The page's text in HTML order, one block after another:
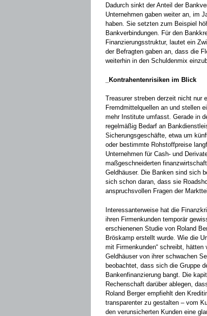
Dadurch sinkt der Anteil der
Unternehmen gaben weiter an, im
haben. Sie setzten zum Beispiel
Bankverbindungen. Für den
Finanzierungsstruktur, lautet ein
der Befragten gaben an, dass die
weiterhin in den ­Schuldenmix
_Kontrahentenrisiken im Blick
Treasurer streben derzeit nicht nur
Fremdmittelquellen an und stellen
mehr Institute umfasst. Gerade in
regelmäßig Bedarf an
Sicherungsgeschäfte, etwa um
oder bestimmte Rohstoffpreise
Unternehmen für Cash- und
maßgeschneiderten
Geldhäuser. Die Banken sind sich
sich schon daran, dass sie
anspruchsvollen Fragen der
Interessanterweise hat die
ihren Firmenkunden temporär
erschienenen Studie von Roland
Bröskamp erstellt wurde. Wie die
mit Firmenkunden“ schreibt,
Geld­häuser von ihrer schwachen
beobachtet, dass sich die Gruppe
Bankenfinanzierung bangt. Die
Rechenschaft darüber ablegen,
Roland Berger empfiehlt den
transparenter zu gestalten – vom
den verunsicherten Kunden eine